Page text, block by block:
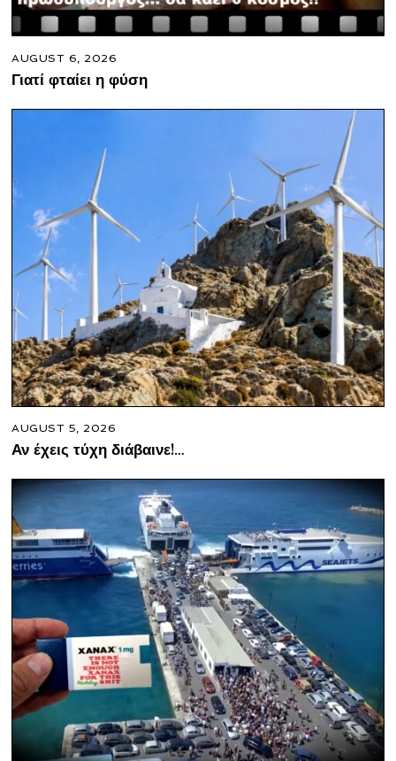
AUGUST 6, 2026
Γιατί φταίει η φύση
AUGUST 5, 2026
Αν έχεις τύχη διάβαινε!…